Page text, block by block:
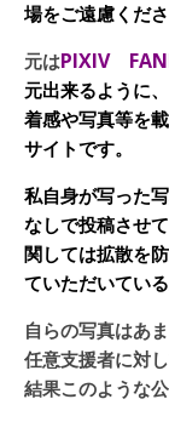
場をご遠慮くださ
元はPIXIV
元出来るように
着感や写真等を
サイトです。
私自身が写った
なしで投稿させ
関しては拡散を
ていただいている
自らの写真はあ
任意支援者に対
結果このような